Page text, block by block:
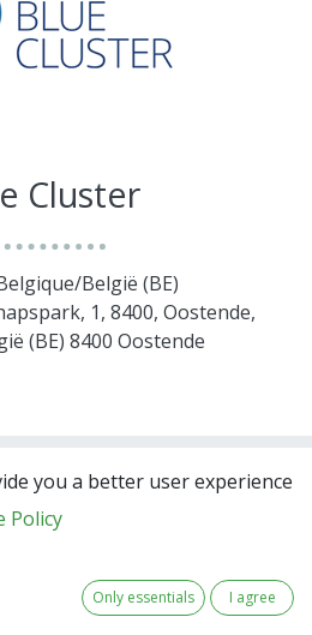
Cluster
België (BE)
1, 8400, Oostende,
(BE) 8400 Oostende
you a better user experience
Policy
Only essentials I agree